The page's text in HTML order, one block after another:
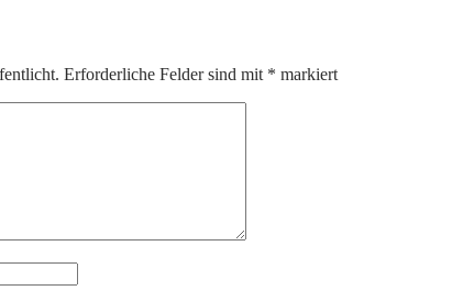
Erforderliche Felder sind mit * markiert